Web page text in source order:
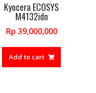
Kyocera ECOSYS
M4132idn
Rp 39,000,000
Add to cart